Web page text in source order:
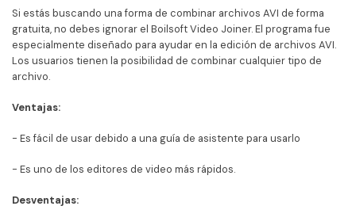
Si estás buscando una forma de combinar archivos AVI de forma
gratuita, no debes ignorar el Boilsoft Video Joiner. El programa fue
especialmente diseñado para ayudar en la edición de archivos AVI.
Los usuarios tienen la posibilidad de combinar cualquier tipo de
archivo.
Ventajas:
- Es fácil de usar debido a una guía de asistente para usarlo
- Es uno de los editores de video más rápidos.
Desventajas: